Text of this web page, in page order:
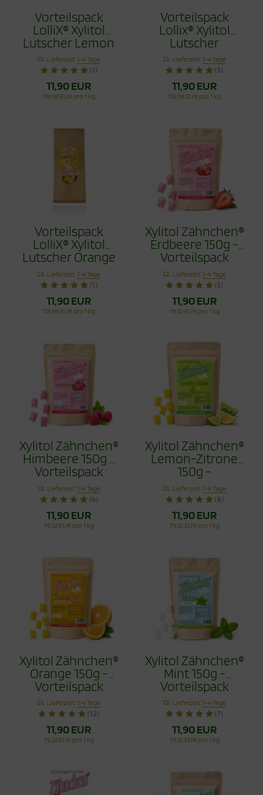
Vorteilspack
LolliX® Xylitol
Lutscher Lemon
Zitrone 100g
Lieferzeit:1-4 Tage
(1)
11,90 EUR
118,98 EUR pro 1 kg
Vorteilspack
Lollix® Xylitol
Lutscher
Erdbeere 100g
Lieferzeit:1-4 Tage
(5)
11,90 EUR
118,98 EUR pro 1 kg
Vorteilspack
LolliX® Xylitol
Lutscher Orange
100g
Lieferzeit:1-4 Tage
(1)
11,90 EUR
118,98 EUR pro 1 kg
Xylitol Zähnchen®
Erdbeere 150g -
Vorteilspack
Lieferzeit:1-4 Tage
(5)
11,90 EUR
79,32 EUR pro 1 kg
Xylitol Zähnchen®
Himbeere 150g -
Vorteilspack
Lieferzeit:1-4 Tage
(4)
11,90 EUR
79,32 EUR pro 1 kg
Xylitol Zähnchen®
Lemon-Zitrone
150g -
Vorteilspack
Lieferzeit:1-4 Tage
(6)
11,90 EUR
79,32 EUR pro 1 kg
Xylitol Zähnchen®
Orange 150g -
Vorteilspack
Lieferzeit:1-4 Tage
(12)
11,90 EUR
79,32 EUR pro 1 kg
Xylitol Zähnchen®
Mint 150g -
Vorteilspack
Lieferzeit:1-4 Tage
(7)
11,90 EUR
79,32 EUR pro 1 kg